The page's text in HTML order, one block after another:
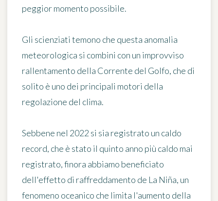
peggior momento possibile.
Gli scienziati temono che questa anomalia
meteorologica si combini con un improvviso
rallentamento della Corrente del Golfo, che di
solito è uno dei principali motori della
regolazione del clima.
Sebbene nel 2022 si sia registrato un caldo
record, che è stato il quinto anno più caldo mai
registrato, finora abbiamo beneficiato
dell'effetto di raffreddamento de La Niña, un
fenomeno oceanico che limita l'aumento della